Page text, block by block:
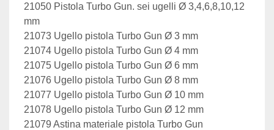
21050 Pistola Turbo Gun. sei ugelli Ø 3,4,6,8,10,12
mm
21073 Ugello pistola Turbo Gun Ø 3 mm
21074 Ugello pistola Turbo Gun Ø 4 mm
21075 Ugello pistola Turbo Gun Ø 6 mm
21076 Ugello pistola Turbo Gun Ø 8 mm
21077 Ugello pistola Turbo Gun Ø 10 mm
21078 Ugello pistola Turbo Gun Ø 12 mm
21079 Astina materiale pistola Turbo Gun